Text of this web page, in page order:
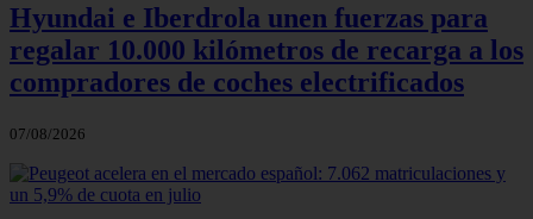
Hyundai e Iberdrola unen fuerzas para
regalar 10.000 kilómetros de recarga a los
compradores de coches electrificados
07/08/2026